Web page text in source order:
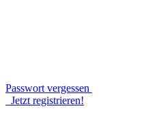
Passwort vergessen
Jetzt registrieren!